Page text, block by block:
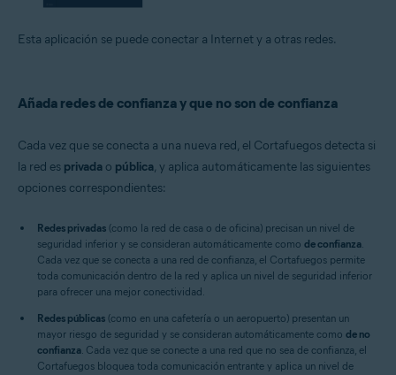
Esta aplicación se puede conectar a Internet y a otras redes.
Añada redes de confianza y que no son de confianza
Cada vez que se conecta a una nueva red, el Cortafuegos detecta si
la red es privada o pública, y aplica automáticamente las siguientes
opciones correspondientes:
Redes privadas (como la red de casa o de oficina) precisan un nivel de
seguridad inferior y se consideran automáticamente como de confianza.
Cada vez que se conecta a una red de confianza, el Cortafuegos permite
toda comunicación dentro de la red y aplica un nivel de seguridad inferior
para ofrecer una mejor conectividad.
Redes públicas (como en una cafetería o un aeropuerto) presentan un
mayor riesgo de seguridad y se consideran automáticamente como de no
confianza. Cada vez que se conecte a una red que no sea de confianza, el
Cortafuegos bloquea toda comunicación entrante y aplica un nivel de